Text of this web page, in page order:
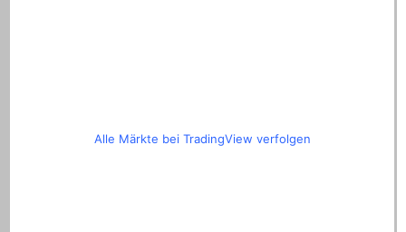
Alle Märkte bei TradingView verfolgen